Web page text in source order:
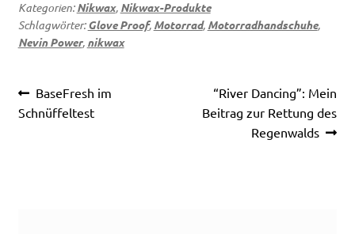
Kategorien:Nikwax, Nikwax-Produkte
Schlagwörter:Glove Proof, Motorrad, Motorradhandschuhe,
Nevin Power, nikwax
Beitragsnavigation
Vorheriger
Beitrag:
BaseFresh im
Schnüffeltest
Nächster
Beitrag:
“River Dancing”: Mein
Beitrag zur Rettung des
Regenwalds